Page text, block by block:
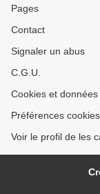
Pages
Contact
Signaler un abus
C.G.U.
Cookies et
Préférences cookies
Voir le profil de les